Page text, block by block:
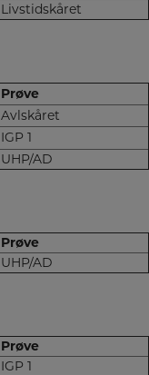
Livstidskåret
Prøve
Avlskåret
IGP 1
UHP/AD
Prøve
UHP/AD
Prøve
IGP 1